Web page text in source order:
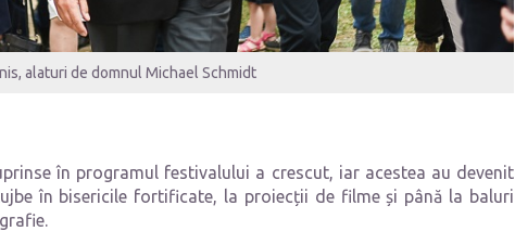
alaturi de domnul Michael Schmidt
în programul festivalului a crescut, iar acestea au devenit
în bisericile fortificate, la proiecții de filme și până la baluri